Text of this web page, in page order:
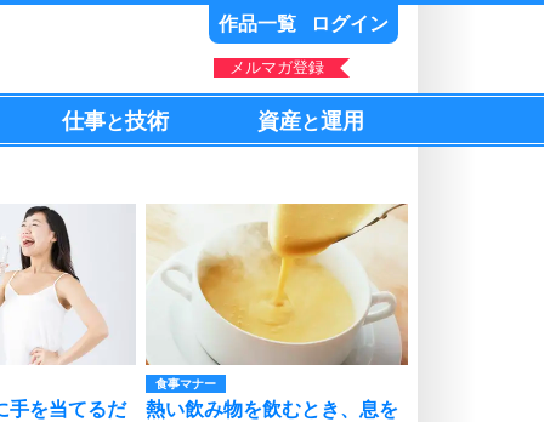
作品一覧 ログイン
メルマガ登録
仕事と技術 資産と運用
手を当てるだ
食事マナー
熱い飲み物を飲むとき、息を